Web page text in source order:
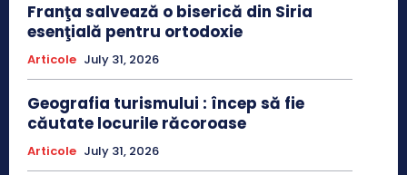
Franţa salvează o biserică din Siria
esenţială pentru ortodoxie
Articole July 31, 2026
Geografia turismului : încep să fie
căutate locurile răcoroase
Articole July 31, 2026